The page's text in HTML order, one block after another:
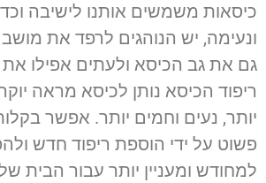
כיסאות משמשים אותנו לישיבה
ונעימה, יש הנוהגים לרפד את
גם את גב הכיסא ולעתים אפילו את
ריפוד הכיסא נותן לכיסא מראה
יותר, נעים וחמים יותר. אפשר
פשוט על ידי הוספת ריפוד חדש
למחודש ומעניין יותר עבור הבית